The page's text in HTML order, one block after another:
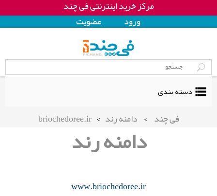
مرکز خرید اینترنتی فی چند
ورود
عضويت
دسته بندی
فی چند > دامنه رند >
briochedoree.ir
دامنه رند
www.briochedoree.ir